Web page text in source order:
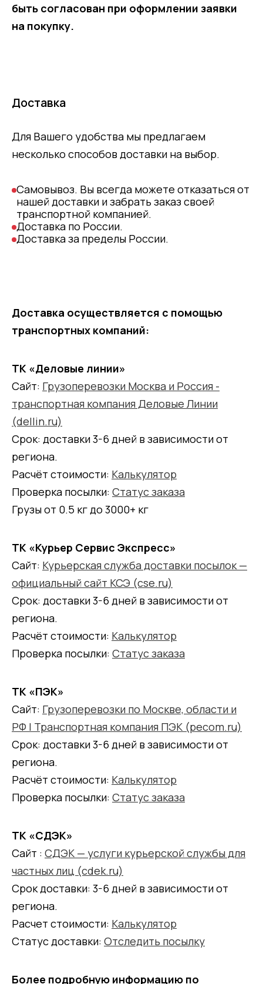
быть согласован при оформлении заявки
на покупку.
Доставка
Для Вашего удобства мы предлагаем
несколько способов доставки на выбор.
Самовывоз. Вы всегда можете отказаться от
нашей доставки и забрать заказ своей
транспортной компанией.
Доставка по России.
Доставка за пределы России.
Доставка осуществляется с помощью
транспортных компаний:
ТК «Деловые линии»
Сайт: Грузоперевозки Москва и Россия -
транспортная компания Деловые Линии
(dellin.ru)
Срок: доставки 3-6 дней в зависимости от
региона.
Расчёт стоимости: Калькулятор
Проверка посылки: Статус заказа
Грузы от 0.5 кг до 3000+ кг
ТК «Курьер Сервис Экспресс»
Сайт: Курьерская служба доставки посылок —
официальный сайт КСЭ (cse.ru)
Срок: доставки 3-6 дней в зависимости от
региона.
Расчёт стоимости: Калькулятор
Проверка посылки: Статус заказа
ТК «ПЭК»
Сайт: Грузоперевозки по Москве, области и
РФ | Транспортная компания ПЭК (pecom.ru)
Срок: доставки 3-6 дней в зависимости от
региона.
Расчёт стоимости: Калькулятор
Проверка посылки: Статус заказа
ТК «СДЭК»
Сайт : СДЭК — услуги курьерской службы для
частных лиц (cdek.ru)
Срок доставки: 3-6 дней в зависимости от
региона.
Расчет стоимости: Калькулятор
Статус доставки: Отследить посылку
Более подробную информацию по